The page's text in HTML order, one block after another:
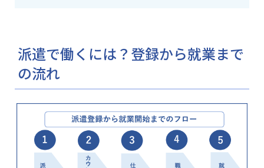
派遣で働くには？登録から就業まで
の流れ